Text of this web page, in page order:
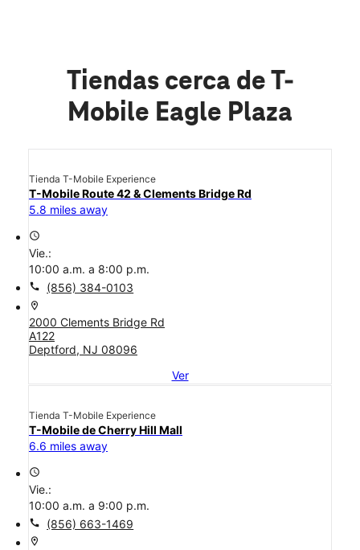
Tiendas cerca de T-
Mobile Eagle Plaza
Tienda T-Mobile Experience
T-Mobile Route 42 & Clements Bridge Rd
5.8 miles away
access_time
Vie.:
10:00 a.m. a 8:00 p.m.
call (856) 384-0103
location_on
2000 Clements Bridge Rd
A122
Deptford, NJ 08096
Ver
Tienda T-Mobile Experience
T-Mobile de Cherry Hill Mall
6.6 miles away
access_time
Vie.:
10:00 a.m. a 9:00 p.m.
call (856) 663-1469
location_on